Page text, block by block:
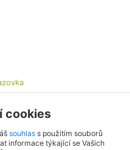
cookies
souhlass použitím souborů
informace týkající se Vašich